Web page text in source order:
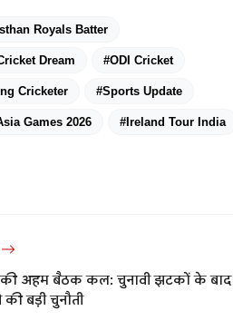
Royals Batter
Dream #ODI Cricket
Cricketer #Sports Update
Games 2026 #Ireland Tour India
की अहम बैठक कल: चुनावी झटकों के बाद
बड़ी चुनौती